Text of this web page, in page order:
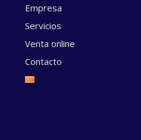
Empresa
Servicios
Venta online
Contacto